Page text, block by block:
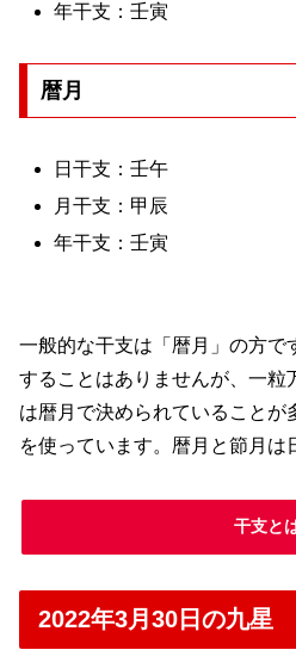
年干支：壬寅
暦月
日干支：壬午
月干支：甲辰
年干支：壬寅
一般的な干支は「暦月」の方で
することはありませんが、一粒
は暦月で決められていることが
を使っています。暦月と節月は
干支と
2022年3月30日の九星